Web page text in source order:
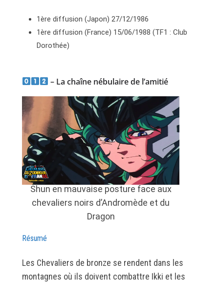
1ère diffusion (Japon) 27/12/1986
1ère diffusion (France) 15/06/1988 (TF1 : Club
Dorothée)
– La chaîne nébulaire de l’amitié
Shun en mauvaise posture face aux
chevaliers noirs d’Andromède et du
Dragon
Résumé
Les Chevaliers de bronze se rendent dans les
montagnes où ils doivent combattre Ikki et les